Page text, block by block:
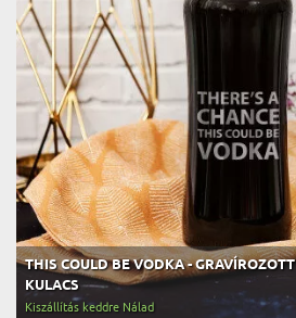
THIS COULD BE VODKA - GRAVÍROZOTT
KULACS
Kiszállítás keddre Nálad